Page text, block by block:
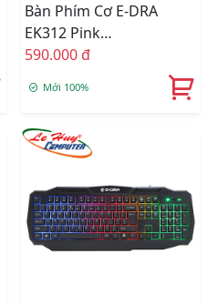
Bàn Phím Cơ E-DRA
EK312 Pink
(Blue/Red/Brown Switch)
590.000 đ
Mới 100%